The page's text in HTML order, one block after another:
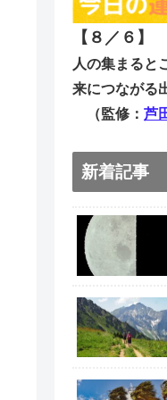
【８／６ 】
人の集まると
来につながる
（監修： 芦
新着記事